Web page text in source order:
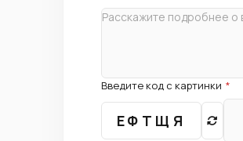
Введите код с картинки *
ЕФТЩЯ